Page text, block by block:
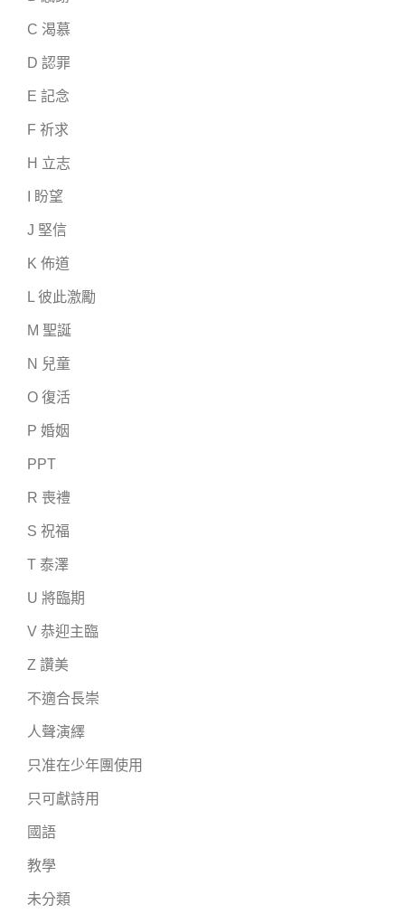
C 渴慕
D 認罪
E 記念
F 祈求
H 立志
I 盼望
J 堅信
K 佈道
L 彼此激勵
M 聖誕
N 兒童
O 復活
P 婚姻
PPT
R 喪禮
S 祝福
T 泰澤
U 將臨期
V 恭迎主臨
Z 讚美
不適合長崇
人聲演繹
只准在少年團使用
只可獻詩用
國語
教學
未分類